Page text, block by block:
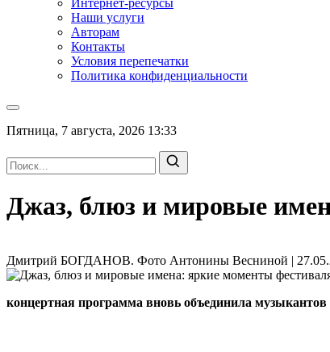
Интернет-ресурсы
Наши услуги
Авторам
Контакты
Условия перепечатки
Политика конфиденциальности
Пятница, 7 августа, 2026 13:33
Джаз, блюз и мировые
Дмитрий БОГДАНОВ. Фото Антонины Весниной |
концертная программа вновь объединила